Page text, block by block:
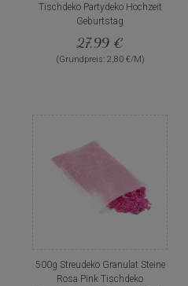
Tischdeko Partydeko Hochzeit
Geburtstag
27,99 €
(Grundpreis: 2,80 €/M)
500g Streudeko Granulat Steine
Rosa Pink Tischdeko